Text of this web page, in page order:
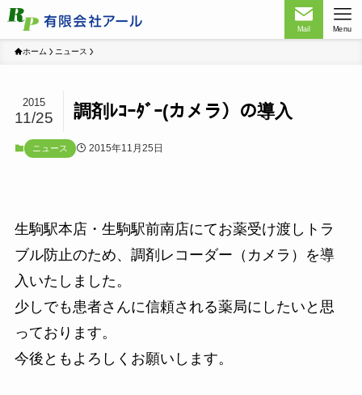
Mail Menu
ホーム ニュース
調剤ﾚｺｰﾀﾞｰ(カメラ）の導入
2015
11/25
ニュース 2015年11月25日
生駒駅本店・生駒駅前南店にてお薬受け渡しトラ
ブル防止のため、調剤レコーダー（カメラ）を導
入いたしました。
少しでも患者さんに信頼される薬局にしたいと思
っております。
今後ともよろしくお願いします。